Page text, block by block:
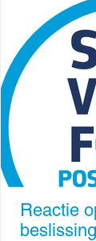
Reactie